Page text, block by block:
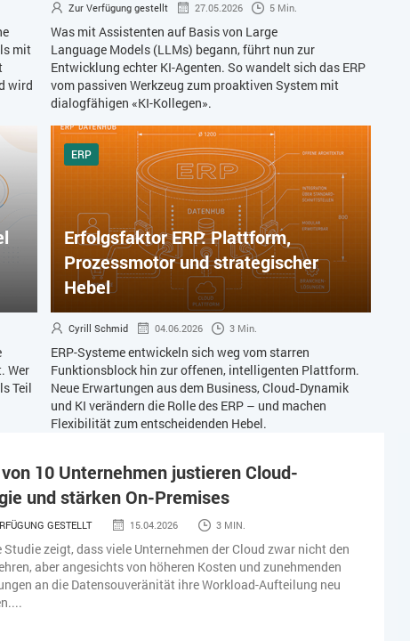
mit
wird
Zur Verfügung gestellt 27.05.2026 5 Min.
Was mit Assistenten auf Basis von Large
Language Models (LLMs) begann, führt nun zur
Entwicklung echter KI-Agenten. So wandelt sich das ERP
vom passiven Werkzeug zum proaktiven System mit
dialogfähigen «KI-Kollegen».
Wer
Teil
ERP
Erfolgsfaktor ERP: Plattform,
Prozessmotor und strategischer
Hebel
Cyrill Schmid 04.06.2026 3 Min.
ERP-Systeme entwickeln sich weg vom starren
Funktionsblock hin zur offenen, intelligenten Plattform.
Neue Erwartungen aus dem Business, Cloud‑Dynamik
und KI verändern die Rolle des ERP – und machen
Flexibilität zum entscheidenden Hebel.
10 Unternehmen justieren Cloud-
und stärken On-Premises
GESTELLT 15.04.2026 3 MIN.
Studie zeigt, dass viele Unternehmen der Cloud zwar nicht den
aber angesichts von höheren Kosten und zunehmenden
an die Datensouveränität ihre Workload-Aufteilung neu